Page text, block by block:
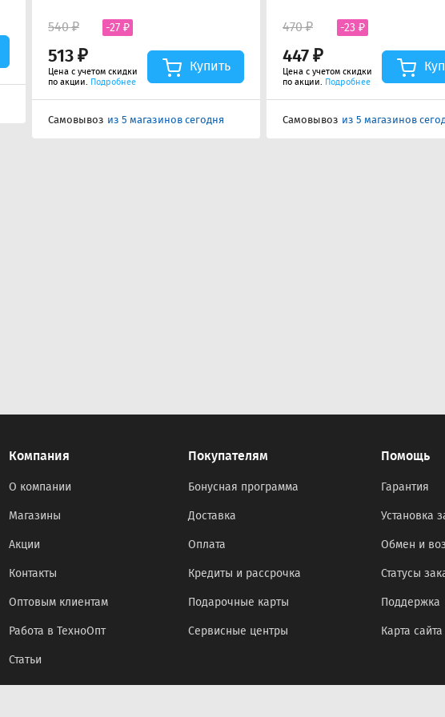
513 ₽
540 ₽ -27 ₽
Цена с учетом скидки
по акции. Подробнее
Купить
Самовывоз из 5 магазинов сегодня
447 ₽
470 ₽ -23 ₽
Цена с учетом скидки
по акции. Подробнее
Самовывоз из 5 магазинов
Компания
О компании
Магазины
Акции
Контакты
Оптовым клиентам
Работа в ТехноОпт
Статьи
Покупателям
Бонусная программа
Доставка
Оплата
Кредиты и рассрочка
Подарочные карты
Сервисные центры
Помощь
Гарантия
Установка
Обмен и
Статусы
Поддержка
Карта сайта